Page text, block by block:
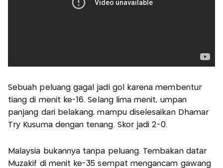
Sebuah peluang gagal jadi gol karena membentur
tiang di menit ke-16. Selang lima menit, umpan
panjang dari belakang, mampu diselesaikan Dhamar
Try Kusuma dengan tenang. Skor jadi 2-0.
Malaysia bukannya tanpa peluang. Tembakan datar
Muzakif di menit ke-35 sempat mengancam gawang